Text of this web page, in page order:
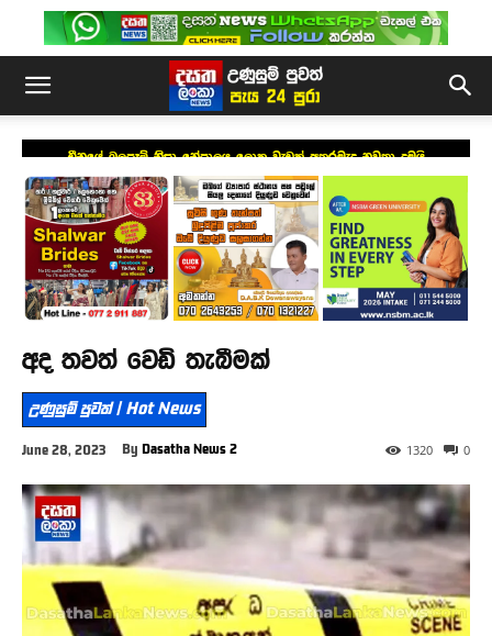
චීනයේ බලපෑම් නිසා නේපාලය ලොකු වැඩක් අතරමැද නවතා දමයි
අද තවත් වෙඩි තැබීමක්
උණුසුම් පුවත් | Hot News
June 28, 2023 By Dasatha News 2 0
1320